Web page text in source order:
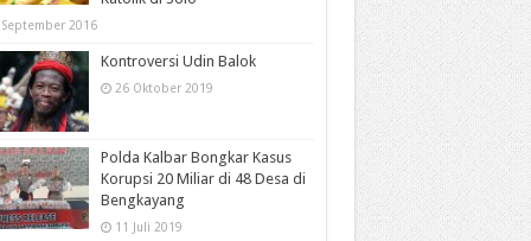
2016
Kontroversi Udin Balok
26 Oktober 2019
Polda Kalbar Bongkar Kasus
Korupsi 20 Miliar di 48 Desa di
Bengkayang
11 Juli 2019